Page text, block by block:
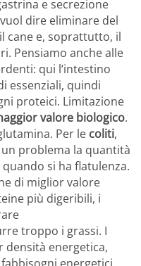
e secrezione
dire eliminare del
cane e, soprattutto, il
Pensiamo anche alle
qui l’intestino
essenziali, quindi
proteici. Limitazione
valore biologico.
Per le coliti,
problema la quantità
si ha flatulenza.
di miglior valore
più digeribili, i
troppo i grassi. I
densità energetica,